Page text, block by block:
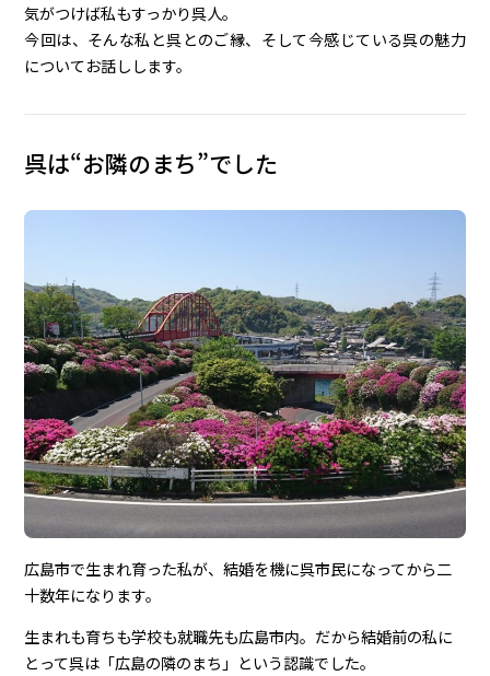
気がつけば私もすっかり呉人。
今回は、そんな私と呉とのご縁、そして今感じている呉の魅力
についてお話しします。
呉は“お隣のまち”でした
広島市で生まれ育った私が、結婚を機に呉市民になってから二
十数年になります。
生まれも育ちも学校も就職先も広島市内。だから結婚前の私に
とって呉は「広島の隣のまち」という認識でした。